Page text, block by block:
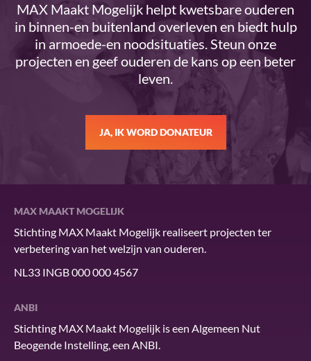
MAX Maakt Mogelijk helpt kwetsbare ouderen
in binnen-en buitenland overleven en biedt hulp
in armoede-en noodsituaties. Steun onze
projecten en geef ouderen de kans op een beter
leven.
JA, IK WORD DONATEUR
MAX MAAKT MOGELIJK
Stichting MAX Maakt Mogelijk realiseert projecten ter
verbetering van het welzijn van ouderen.
NL33 INGB 000 000 4567
ANBI
Stichting MAX Maakt Mogelijk is een Algemeen Nut
Beogende Instelling, een ANBI.